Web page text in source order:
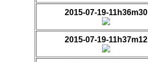
2015-07-19-11h36m30
2015-07-19-11h37m12